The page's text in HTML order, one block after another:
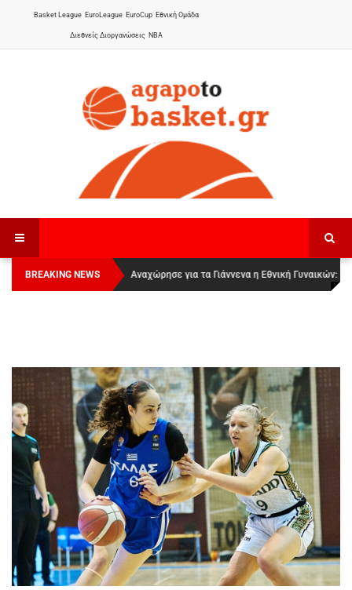
Basket League EuroLeague EuroCup Εθνική Ομάδα
Διεθνείς Διοργανώσεις NBA
BREAKING NEWS
Οι Πάνθηρες Καβάλας στην Women Basketball
League 1
Αναχώρησε για τα Γιάννενα η Εθνική Γυναικών: